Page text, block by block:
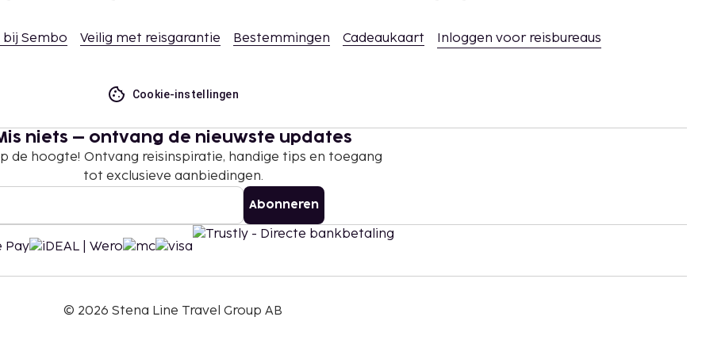
bij Sembo Veilig met reisgarantie Bestemmingen Cadeaukaart Inloggen voor reisbureaus
Cookie-instellingen
niets – ontvang de nieuwste updates
de hoogte! Ontvang reisinspiratie, handige tips en toegang
tot exclusieve aanbiedingen.
Abonneren
© 2026 Stena Line Travel Group AB